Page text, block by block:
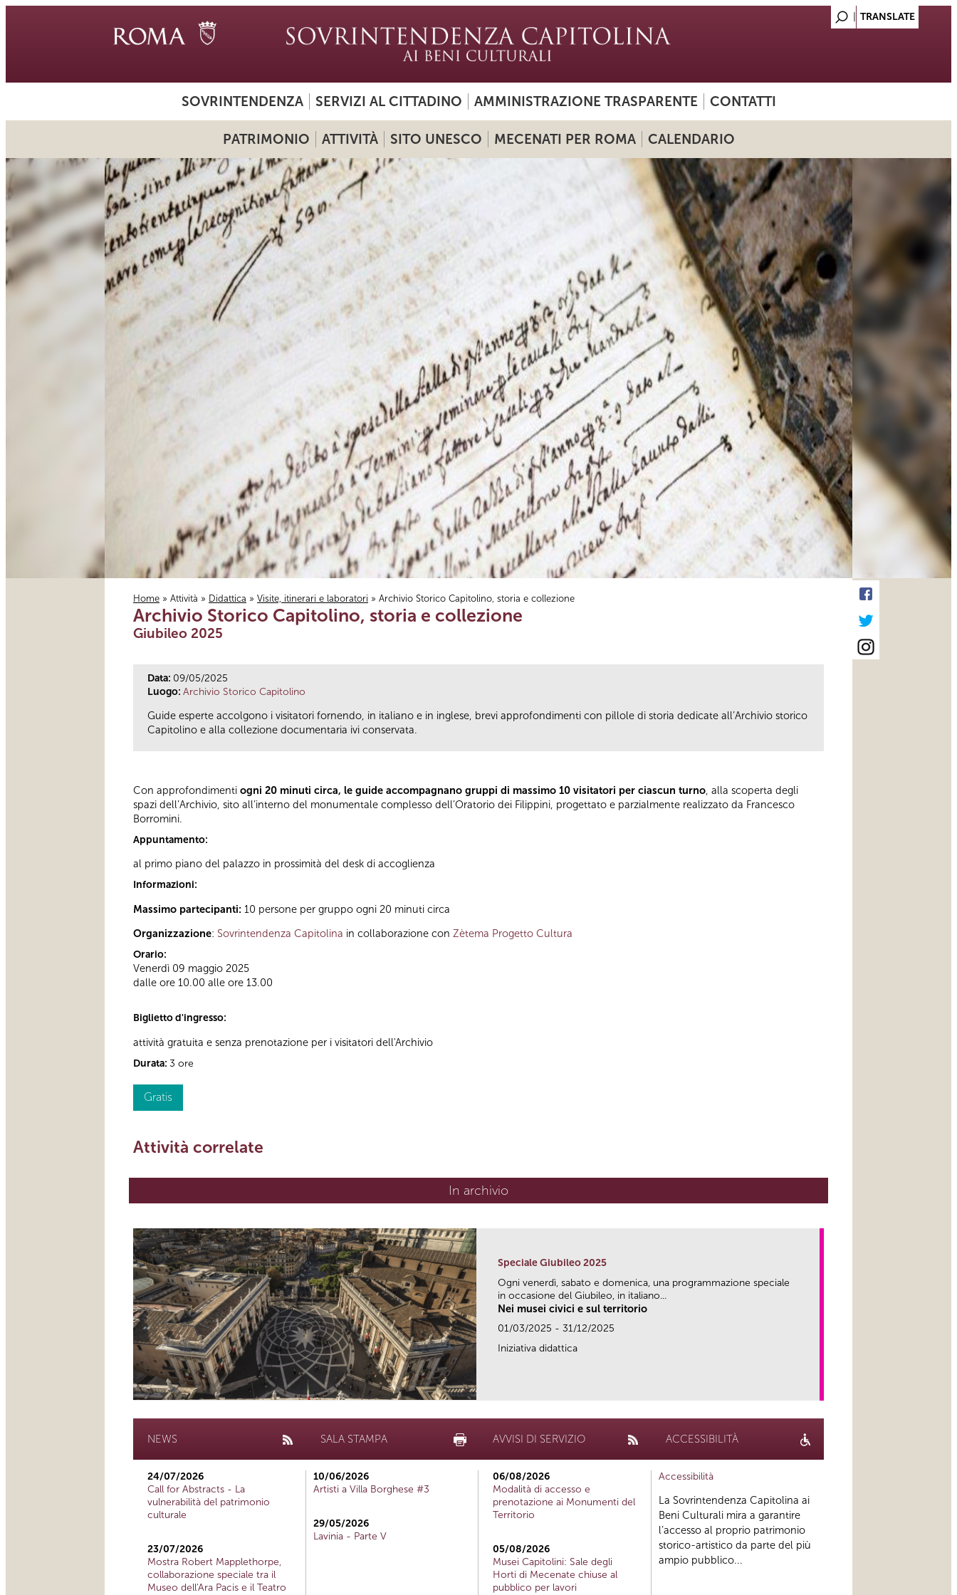
SOVRINTENDENZA SERVIZI AL CITTADINO AMMINISTRAZIONE TRASPARENTE CONTATTI
PATRIMONIO ATTIVITÀ SITO UNESCO MECENATI PER ROMA CALENDARIO
Tu sei qui
Home » Attività » Didattica » Visite, itinerari e laboratori » Archivio Storico Capitolino, storia e collezione
Archivio Storico Capitolino, storia e collezione
Giubileo 2025
Data: 09/05/2025
Luogo: Archivio Storico Capitolino
Guide esperte accolgono i visitatori fornendo, in italiano e in inglese, brevi approfondimenti con pillole di storia dedicate all’Archivio storico
Capitolino e alla collezione documentaria ivi conservata.
Con approfondimenti ogni 20 minuti circa, le guide accompagnano gruppi di massimo 10 visitatori per ciascun turno , alla scoperta degli
spazi dell’Archivio, sito all’interno del monumentale complesso dell’Oratorio dei Filippini, progettato e parzialmente realizzato da Francesco
Borromini.
Appuntamento:
al primo piano del palazzo in prossimità del desk di accoglienza
Informazioni:
Massimo partecipanti: 10 persone per gruppo ogni 20 minuti circa
Organizzazione: Sovrintendenza Capitolina in collaborazione con Zètema Progetto Cultura
Orario:
Venerdì 09 maggio 2025
dalle ore 10.00 alle ore 13.00
Biglietto d'ingresso:
attività gratuita e senza prenotazione per i visitatori dell'Archivio
Durata: 3 ore
Gratis
Attività correlate
In archivio
Speciale Giubileo 2025
Ogni venerdì, sabato e domenica, una programmazione speciale
in occasione del Giubileo, in italiano...
Nei musei civici e sul territorio
01/03/2025 - 31/12/2025
Iniziativa didattica
NEWS
24/07/2026
Call for Abstracts - La
vulnerabilità del patrimonio
culturale
23/07/2026
Mostra Robert Mapplethorpe,
collaborazione speciale tra il
Museo dell'Ara Pacis e il Teatro
SALA STAMPA
10/06/2026
Artisti a Villa Borghese #3
29/05/2026
Lavinia - Parte V
AVVISI DI SERVIZIO
06/08/2026
Modalità di accesso e
prenotazione ai Monumenti del
Territorio
05/08/2026
Musei Capitolini: Sale degli
Horti di Mecenate chiuse al
pubblico per lavori
ACCESSIBILITÀ
Accessibilità
La Sovrintendenza Capitolina ai
Beni Culturali mira a garantire
l’accesso al proprio patrimonio
storico-artistico da parte del più
ampio pubblico...